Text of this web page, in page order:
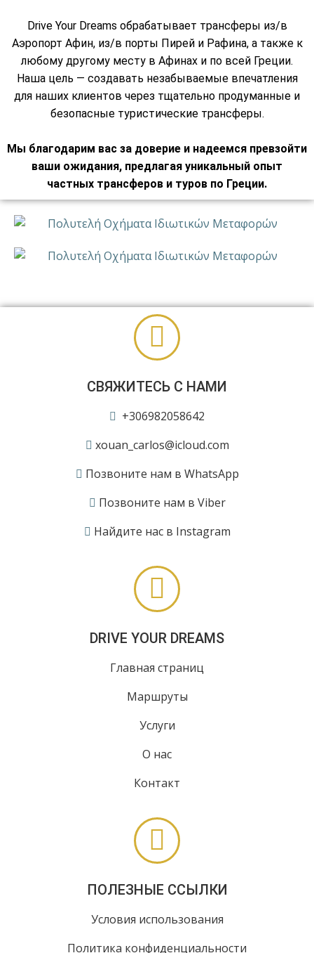
Drive Your Dreams обрабатывает трансферы из/в
Аэропорт Афин, из/в порты Пирей и Рафина, а также к
любому другому месту в Афинах и по всей Греции.
Наша цель — создавать незабываемые впечатления
для наших клиентов через тщательно продуманные и
безопасные туристические трансферы.
Мы благодарим вас за доверие и надеемся превзойти
ваши ожидания, предлагая уникальный опыт
частных трансферов и туров по Греции.
СВЯЖИТЕСЬ С НАМИ
+306982058642
xouan_carlos@icloud.com
Позвоните нам в WhatsApp
Позвоните нам в Viber
Найдите нас в Instagram
DRIVE YOUR DREAMS
Главная страниц
Маршруты
Услуги
О нас
Контакт
ПОЛЕЗНЫЕ ССЫЛКИ
Условия использования
Политика конфиденциальности